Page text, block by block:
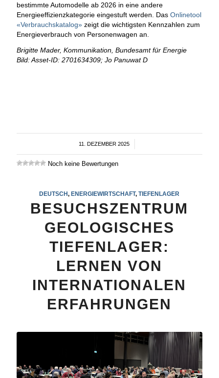
bestimmte Automodelle ab 2026 in eine andere
Energieeffizienzkategorie eingestuft werden. Das Onlinetool
«Verbrauchskatalog»zeigt die wichtigsten Kennzahlen zum
Energieverbrauch von Personenwagen an.
Brigitte Mader, Kommunikation, Bundesamt für Energie
Bild: Asset-ID: 2701634309; Jo Panuwat D
11. DEZEMBER 2025
/
Noch keine Bewertungen
DEUTSCH, ENERGIEWIRTSCHAFT,TIEFENLAGER
BESUCHSZENTRUM
GEOLOGISCHES
TIEFENLAGER:
LERNEN VON
INTERNATIONALEN
ERFAHRUNGEN